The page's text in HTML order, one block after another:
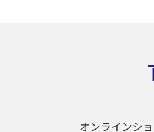
オンラインシ